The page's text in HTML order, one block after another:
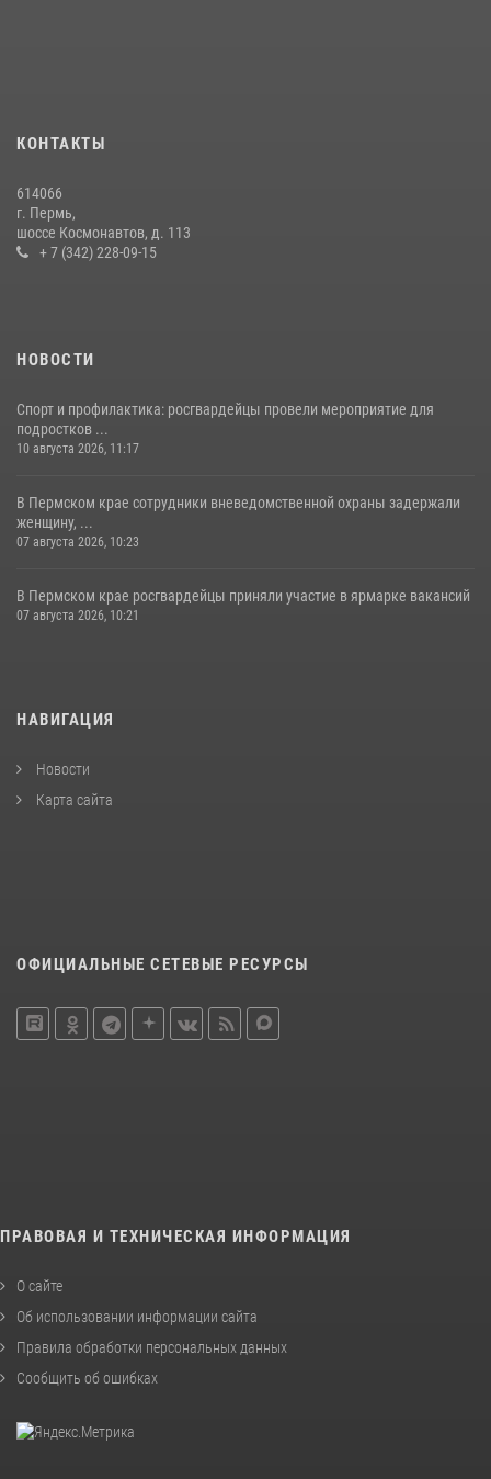
24 июля 2026, 08:45
КОНТАКТЫ
614066
г. Пермь,
шоссе Космонавтов, д. 113
+ 7 (342) 228-09-15
НОВОСТИ
Спорт и профилактика: росгвардейцы провели мероприятие для
подростков ...
10 августа 2026, 11:17
В Пермском крае сотрудники вневедомственной охраны задержали
женщину, ...
07 августа 2026, 10:23
В Пермском крае росгвардейцы приняли участие в ярмарке вакансий
07 августа 2026, 10:21
НАВИГАЦИЯ
Новости
Карта сайта
ОФИЦИАЛЬНЫЕ СЕТЕВЫЕ РЕСУРСЫ
ПРАВОВАЯ И ТЕХНИЧЕСКАЯ ИНФОРМАЦИЯ
О сайте
Об использовании информации сайта
Правила обработки персональных данных
Сообщить об ошибках